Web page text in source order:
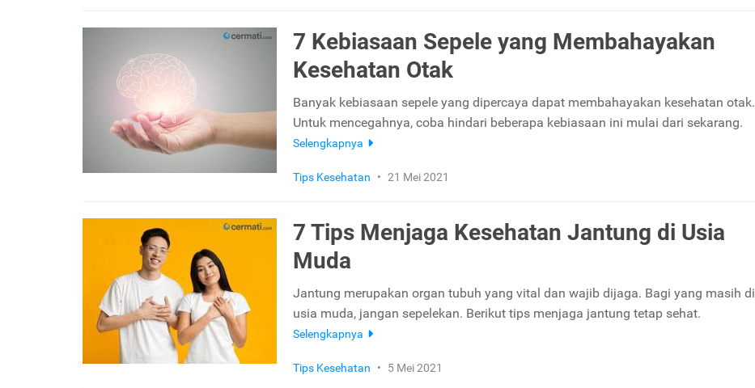
7 Kebiasaan Sepele yang Membahayakan
Kesehatan Otak
Banyak kebiasaan sepele yang dipercaya dapat membahayakan kesehatan otak.
Untuk mencegahnya, coba hindari beberapa kebiasaan ini mulai dari sekarang.
Selengkapnya
Tips Kesehatan • 21 Mei 2021
7 Tips Menjaga Kesehatan Jantung di Usia
Muda
Jantung merupakan organ tubuh yang vital dan wajib dijaga. Bagi yang masih di
usia muda, jangan sepelekan. Berikut tips menjaga jantung tetap sehat.
Selengkapnya
Tips Kesehatan • 5 Mei 2021